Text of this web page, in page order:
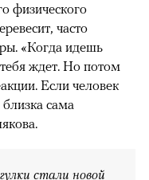
физического
часто
«Когда идешь
ждет. Но потом
Если человек
сама
стали новой